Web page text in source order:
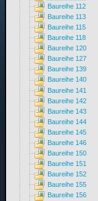
Baureihe 112
Baureihe 113
Baureihe 115
Baureihe 118
Baureihe 120
Baureihe 127
Baureihe 139
Baureihe 140
Baureihe 141
Baureihe 142
Baureihe 143
Baureihe 144
Baureihe 145
Baureihe 146
Baureihe 150
Baureihe 151
Baureihe 152
Baureihe 155
Baureihe 156